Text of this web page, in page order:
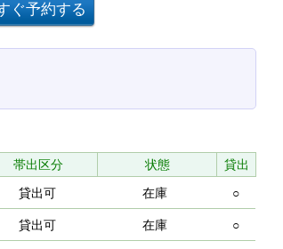
帯出区分 状態
貸出
貸出可 在庫 ○
貸出可 在庫 ○